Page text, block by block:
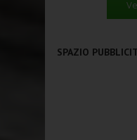
SPAZIO